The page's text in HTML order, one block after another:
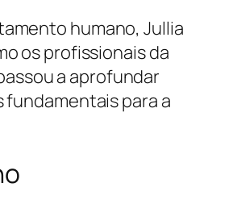
humano, Jullia
os profissionais da
a aprofundar
para a